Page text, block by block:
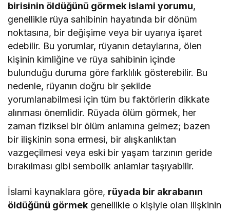
birisinin öldüğünü görmek islami yorumu,
genellikle rüya sahibinin hayatında bir dönüm
noktasına, bir değişime veya bir uyarıya işaret
edebilir. Bu yorumlar, rüyanın detaylarına, ölen
kişinin kimliğine ve rüya sahibinin içinde
bulunduğu duruma göre farklılık gösterebilir. Bu
nedenle, rüyanın doğru bir şekilde
yorumlanabilmesi için tüm bu faktörlerin dikkate
alınması önemlidir. Rüyada ölüm görmek, her
zaman fiziksel bir ölüm anlamına gelmez; bazen
bir ilişkinin sona ermesi, bir alışkanlıktan
vazgeçilmesi veya eski bir yaşam tarzının geride
bırakılması gibi sembolik anlamlar taşıyabilir.
İslami kaynaklara göre, rüyada bir akrabanın
öldüğünü görmek genellikle o kişiyle olan ilişkinin